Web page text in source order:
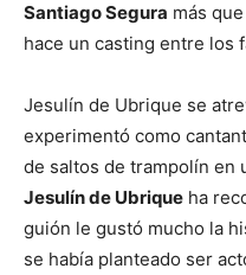
Santiago Segura más
hace un casting entre los
Jesulín de Ubrique se
experimentó como
de saltos de trampolín en
Jesulín de Ubrique ha
guión le gustó mucho la
se había planteado ser